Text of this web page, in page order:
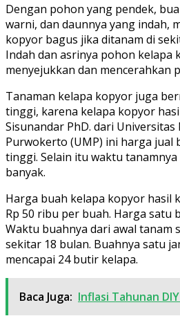
Dengan pohon yang pendek,
warni, dan daunnya yang indah,
kopyor bagus jika ditanam di
Indah dan asrinya pohon kelapa
menyejukkan dan mencerahkan
Tanaman kelapa kopyor juga
tinggi, karena kelapa kopyor
Sisunandar PhD. dari Universitas
Purwokerto (UMP) ini harga jual
tinggi. Selain itu waktu
banyak.
Harga buah kelapa kopyor hasil
Rp 50 ribu per buah. Harga satu
Waktu buahnya dari awal tanam
sekitar 18 bulan. Buahnya satu
mencapai 24 butir kelapa.
Baca Juga: lnflasi Tahunan